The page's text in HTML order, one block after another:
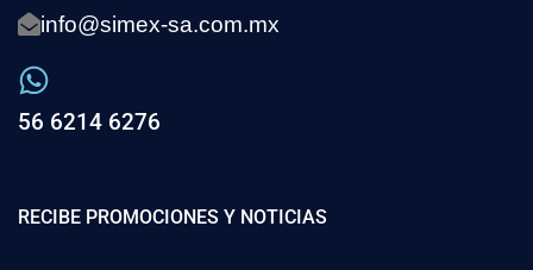
info@simex-sa.com.mx
56 6214 6276
RECIBE PROMOCIONES Y NOTICIAS